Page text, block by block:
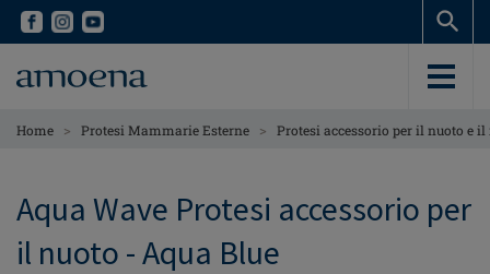
Skip
content
Skip
content
Home > Protesi Mammarie Esterne > Protesi accessorio per il nuoto e il
Aqua Wave Protesi accessorio per
il nuoto - Aqua Blue